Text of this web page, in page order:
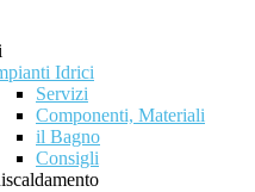
Idrici
Servizi
Componenti, Materiali
il Bagno
Consigli